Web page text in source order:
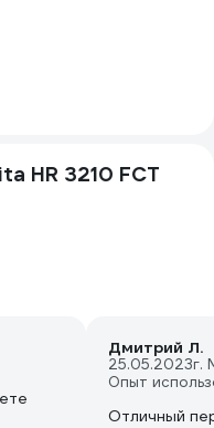
HR 3210 FCT
Дмитрий Л.
25.05.2023г.
Опыт
Отличный